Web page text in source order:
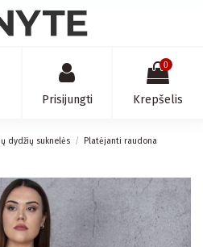
Prisijungti
0
Krepšelis
dydžių suknelės
Platėjanti raudona